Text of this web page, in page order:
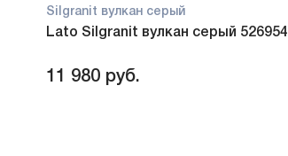
Silgranit вулкан серый
Lato Silgranit вулкан серый 526954
11 980 руб.